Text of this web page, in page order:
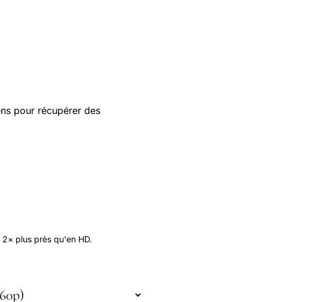
pour récupérer des
plus près qu'en HD.